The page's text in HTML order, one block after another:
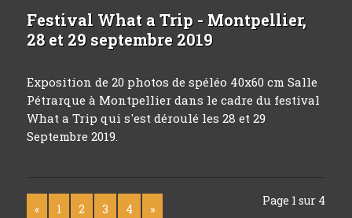
Festival What a Trip - Montpellier,
28 et 29 septembre 2019
Exposition de 20 photos de spéléo 40x60 cm Salle
Pétrarque à Montpellier dans le cadre du festival
What a Trip qui s'est déroulé les 28 et 29
Septembre 2019.
Page 1 sur 4
« 1 2 3 4 »